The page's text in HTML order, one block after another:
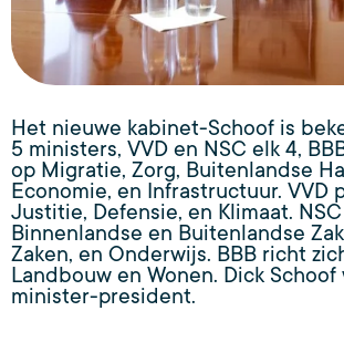
Het nieuwe kabinet-Schoof is
5 ministers, VVD en NSC elk 4,
op Migratie, Zorg, Buitenlandse
Economie, en Infrastructuur. VVD
Justitie, Defensie, en Klimaat.
Binnenlandse en Buitenlandse
Zaken, en Onderwijs. BBB richt
Landbouw en Wonen. Dick
minister-president.